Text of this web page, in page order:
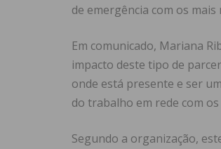
de emergência com os mais
Em comunicado, Mariana
impacto deste tipo de
onde está presente e ser
do trabalho em rede com
Segundo a organização,